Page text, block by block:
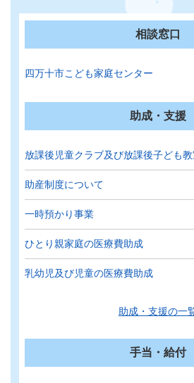
相談窓口
四万十市こども家庭センター
助成・支援
放課後児童クラブ及び放課後子ども
助産制度について
一時預かり事業
ひとり親家庭の医療費助成
乳幼児及び児童の医療費助成
助成・支援の一
手当・給付